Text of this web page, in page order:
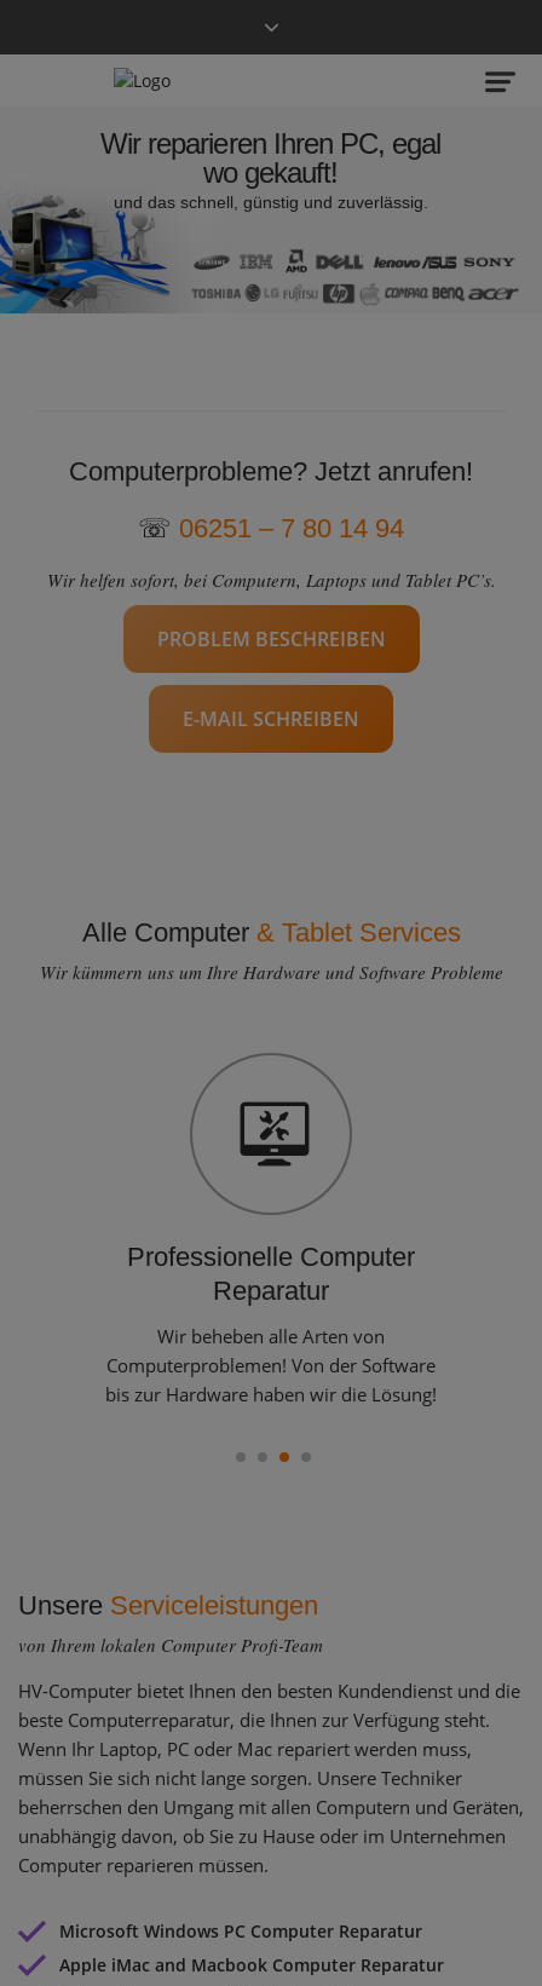
Wir reparieren Ihren PC, egal
wo gekauft!
und das schnell, günstig und zuverlässig.
Jede Woche neue Angebote
Leasing Rückläufer
Gebrauchte Geräte zum kleinen Preis.
Computerprobleme? Jetzt anrufen!
☏ 06251 – 7 80 14 94
Wir helfen sofort, bei Computern, Laptops und Tablet PC’s.
PROBLEM BESCHREIBEN
E-MAIL SCHREIBEN
Alle Computer & Tablet Services
Wir kümmern uns um Ihre Hardware und Software Probleme
Professionelle Computer
Reparatur
Wir beheben alle Arten von
Computerproblemen! Von der Software
bis zur Hardware haben wir die Lösung!
1 2 3 4
Unsere Serviceleistungen
von Ihrem lokalen Computer Profi-Team
HV-Computer bietet Ihnen den besten Kundendienst und die
beste Computerreparatur, die Ihnen zur Verfügung steht.
Wenn Ihr Laptop, PC oder Mac repariert werden muss,
müssen Sie sich nicht lange sorgen. Unsere Techniker
beherrschen den Umgang mit allen Computern und Geräten,
unabhängig davon, ob Sie zu Hause oder im Unternehmen
Computer reparieren müssen.
Microsoft Windows PC Computer Reparatur
Apple iMac and Macbook Computer Reparatur